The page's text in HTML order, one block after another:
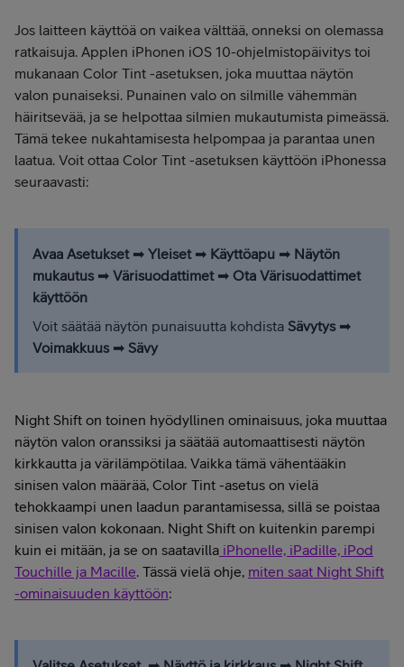
Jos laitteen käyttöä on vaikea välttää, onneksi on olemassa
ratkaisuja. Applen iPhonen iOS 10-ohjelmistopäivitys toi
mukanaan Color Tint -asetuksen, joka muuttaa näytön
valon punaiseksi. Punainen valo on silmille vähemmän
häiritsevää, ja se helpottaa silmien mukautumista pimeässä.
Tämä tekee nukahtamisesta helpompaa ja parantaa unen
laatua. Voit ottaa Color Tint -asetuksen käyttöön iPhonessa
seuraavasti:
Avaa Asetukset➡ Yleiset ➡ Käyttöapu ➡ Näytön
mukautus ➡ Värisuodattimet ➡ Ota Värisuodattimet
käyttöön
Voit säätää näytön punaisuutta kohdista Sävytys➡
Voimakkuus➡ Sävy
Night Shift on toinen hyödyllinen ominaisuus, joka muuttaa
näytön valon oranssiksi ja säätää automaattisesti näytön
kirkkautta ja värilämpötilaa. Vaikka tämä vähentääkin
sinisen valon määrää, Color Tint -asetus on vielä
tehokkaampi unen laadun parantamisessa, sillä se poistaa
sinisen valon kokonaan. Night Shift on kuitenkin parempi
kuin ei mitään, ja se on saatavilla iPhonelle, iPadille, iPod
Touchille ja Macille. Tässä vielä ohje, miten saat Night Shift
-ominaisuuden käyttöön: